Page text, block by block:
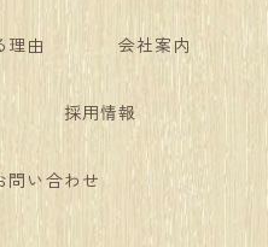
理由 会社案内
採用情報
問い合わせ